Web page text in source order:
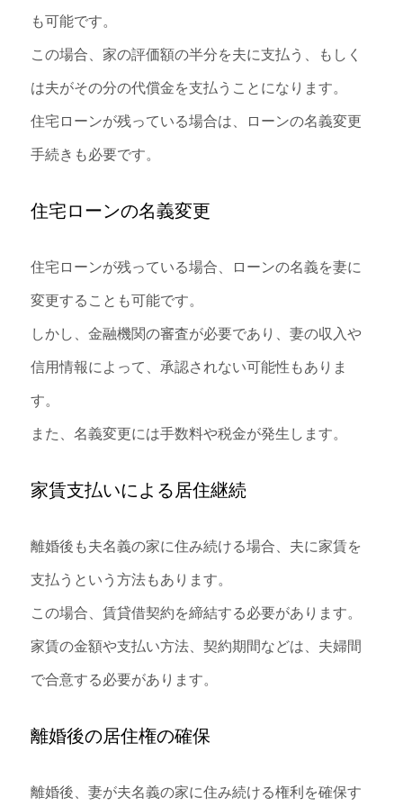
も可能です。
この場合、家の評価額の半分を夫に支払う、もしく
は夫がその分の代償金を支払うことになります。
住宅ローンが残っている場合は、ローンの名義変更
手続きも必要です。
住宅ローンの名義変更
住宅ローンが残っている場合、ローンの名義を妻に
変更することも可能です。
しかし、金融機関の審査が必要であり、妻の収入や
信用情報によって、承認されない可能性もありま
す。
また、名義変更には手数料や税金が発生します。
家賃支払いによる居住継続
離婚後も夫名義の家に住み続ける場合、夫に家賃を
支払うという方法もあります。
この場合、賃貸借契約を締結する必要があります。
家賃の金額や支払い方法、契約期間などは、夫婦間
で合意する必要があります。
離婚後の居住権の確保
離婚後、妻が夫名義の家に住み続ける権利を確保す